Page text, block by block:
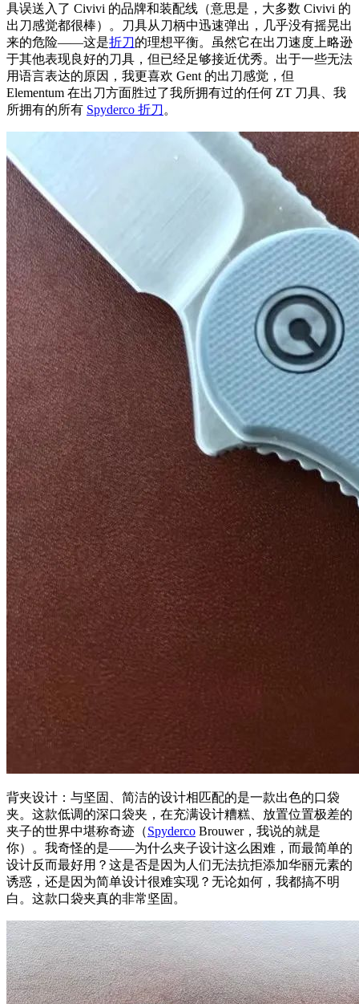
具误送入了 Civivi 的品牌和装配线（意思是，大多数 Civivi 的
出刀感觉都很棒）。刀具从刀柄中迅速弹出，几乎没有摇晃出
来的危险——这是折刀的理想平衡。虽然它在出刀速度上略逊
于其他表现良好的刀具，但已经足够接近优秀。出于一些无法
用语言表达的原因，我更喜欢 Gent 的出刀感觉，但
Elementum 在出刀方面胜过了我所拥有过的任何 ZT 刀具、我
所拥有的所有 Spyderco 折刀 。
背夹设计：与坚固、简洁的设计相匹配的是一款出色的口袋
夹。这款低调的深口袋夹，在充满设计糟糕、放置位置极差的
夹子的世界中堪称奇迹（Spyderco Brouwer，我说的就是
你）。我奇怪的是——为什么夹子设计这么困难，而最简单的
设计反而最好用？这是否是因为人们无法抗拒添加华丽元素的
诱惑，还是因为简单设计很难实现？无论如何，我都搞不明
白。这款口袋夹真的非常坚固。